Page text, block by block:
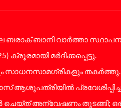
ബരാക് ബാനി വാർത്താ
ക്രൂരമായി മർദിക്കപ്പെട്ടു.
സാധനസാമഗ്രികളും തകർത്തു.
ആശുപത്രിയിൽ
ചെയ്ത് അന്വേഷണം തുടങ്ങി;